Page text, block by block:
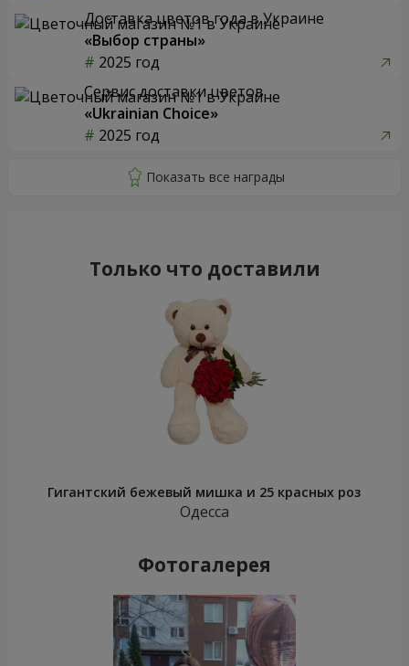
Доставка цветов года в Украине
«Выбор страны»
2025 год
Сервис доставки цветов
«Ukrainian Choice»
2025 год
Только что доставили
Гигантский бежевый мишка и 25 красных роз
Одесса
Фотогалерея